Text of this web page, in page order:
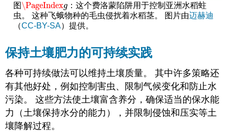
图\PageIndexg
\PageIndexg ：这个费洛蒙陷阱用于控制亚洲水稻蛀
虫。 这种飞蛾物种的毛虫侵扰着水稻茎。 图片由迈赫迪
（CC-BY-SA）提供。
保持土壤肥力的可持续实践
各种可持续做法可以维持土壤质量。 其中许多策略还
有其他好处，例如控制害虫、限制气候变化和防止水
污染。 这些方法使土壤富含养分，确保适当的保水能
力（土壤保持水分的能力），并限制侵蚀和压实等土
壤降解过程。